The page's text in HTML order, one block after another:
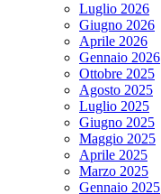
Luglio 2026
Giugno 2026
Aprile 2026
Gennaio 2026
Ottobre 2025
Agosto 2025
Luglio 2025
Giugno 2025
Maggio 2025
Aprile 2025
Marzo 2025
Gennaio 2025